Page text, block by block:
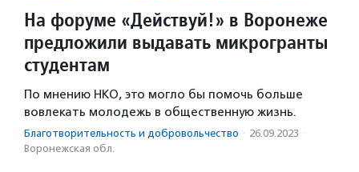
На форуме «Действуй!» в Воронеже
предложили выдавать микрогранты
студентам
По мнению НКО, это могло бы помочь больше
вовлекать молодежь в общественную жизнь.
Благотвори­тель­ность и доброволь­чест­во · 26.09.2023 ·
Воронежская обл.